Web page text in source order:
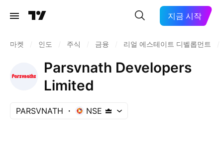
지금 시작
마켓 인도 주식 금융 리얼 에스테이트 디벨롭먼트
Parsvnath Developers
Limited
PARSVNATH NSE